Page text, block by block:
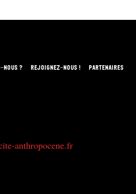
NOUS ? REJOIGNEZ-NOUS ! PARTENAIRES
anthropocene.fr